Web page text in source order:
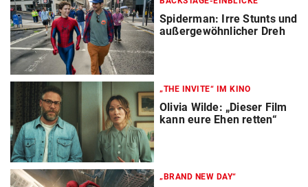
Spiderman: Irre Stunts und
außergewöhnlicher Dreh
„THE INVITE“ IM KINO
Olivia Wilde: „Dieser Film
kann eure Ehen retten“
„BRAND NEW DAY“